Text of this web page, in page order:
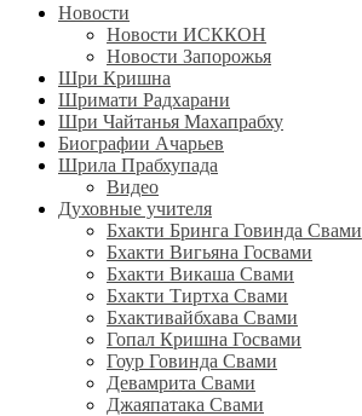
Новости
Новости ИСККОН
Новости Запорожья
Шри Кришна
Шримати Радхарани
Шри Чайтанья Махапрабху
Биографии Ачарьев
Шрила Прабхупада
Видео
Духовные учителя
Бхакти Бринга Говинда Свами
Бхакти Вигьяна Госвами
Бхакти Викаша Свами
Бхакти Тиртха Свами
Бхактивайбхава Свами
Гопал Кришна Госвами
Гоур Говинда Свами
Девамрита Свами
Джаяпатака Свами